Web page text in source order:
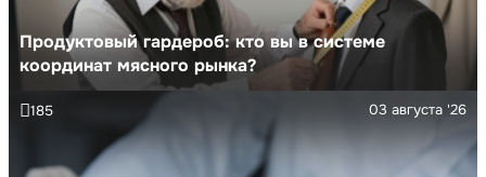
Продуктовый гардероб: кто вы в системе
координат мясного рынка?
03 августа '26
185